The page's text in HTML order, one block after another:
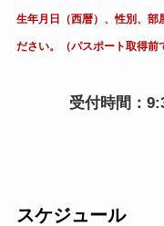
生年月日（西暦）、性別、部
ださい。（パスポート取得前
受付時間：
スケジュール